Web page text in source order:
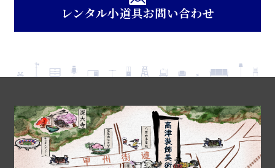
レンタル小道具お問い合わせ